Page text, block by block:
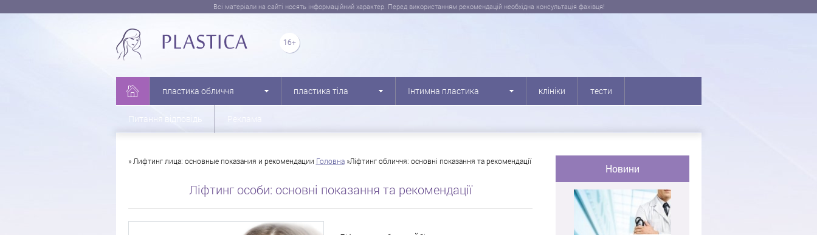
Всі матеріали на сайті носять інформаційний характер. Перед використанням рекомендацій необхідна консультація фахівця!
пластика обличчя пластика тіла Інтимна пластика клініки тести
Питання відповідь
» Лифтинг лица: основные показания и рекомендации Головна »Ліфтингобличчя: основні показання та рекомендації
Ліфтинг особи: основні показання та рекомендації
Новини